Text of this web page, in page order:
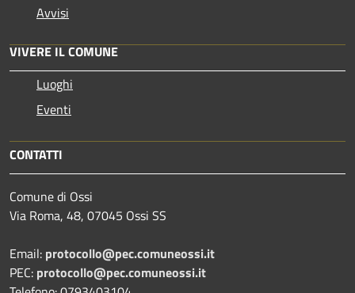
Avvisi
VIVERE IL COMUNE
Luoghi
Eventi
CONTATTI
Comune di Ossi
Via Roma, 48, 07045 Ossi SS
Email: protocollo@pec.comuneossi.it
PEC: protocollo@pec.comuneossi.it